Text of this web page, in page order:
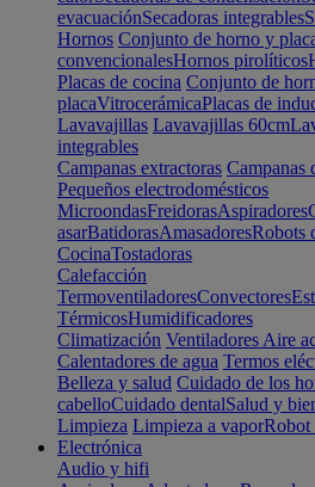
evacuaciónSecadoras integrables
Hornos Conjunto de horno y
convencionalesHornos pirolíticos
Placas de cocina Conjunto de
placaVitrocerámicaPlacas de
Lavavajillas Lavavajillas 60cm
integrables
Campanas extractoras Campanas
Pequeños electrodomésticos
MicroondasFreidorasAspiradores
asarBatidorasAmasadoresRobots
CocinaTostadoras
Calefacción
TermoventiladoresConvectores
TérmicosHumidificadores
Climatización Ventiladores Aire
Calentadores de agua Termos
Belleza y salud Cuidado de los
cabelloCuidado dentalSalud y
Limpieza Limpieza a vaporRobot
Electrónica
Audio y hifi